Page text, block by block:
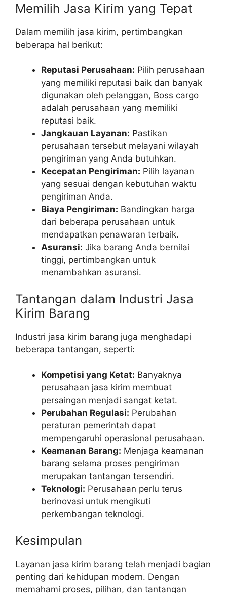
Memilih Jasa Kirim yang Tepat
Dalam memilih jasa kirim, pertimbangkan
beberapa hal berikut:
Reputasi Perusahaan: Pilih perusahaan
yang memiliki reputasi baik dan banyak
digunakan oleh pelanggan, Boss cargo
adalah perusahaan yang memiliki
reputasi baik.
Jangkauan Layanan: Pastikan
perusahaan tersebut melayani wilayah
pengiriman yang Anda butuhkan.
Kecepatan Pengiriman: Pilih layanan
yang sesuai dengan kebutuhan waktu
pengiriman Anda.
Biaya Pengiriman: Bandingkan harga
dari beberapa perusahaan untuk
mendapatkan penawaran terbaik.
Asuransi: Jika barang Anda bernilai
tinggi, pertimbangkan untuk
menambahkan asuransi.
Tantangan dalam Industri Jasa
Kirim Barang
Industri jasa kirim barang juga menghadapi
beberapa tantangan, seperti:
Kompetisi yang Ketat: Banyaknya
perusahaan jasa kirim membuat
persaingan menjadi sangat ketat.
Perubahan Regulasi: Perubahan
peraturan pemerintah dapat
mempengaruhi operasional perusahaan.
Keamanan Barang: Menjaga keamanan
barang selama proses pengiriman
merupakan tantangan tersendiri.
Teknologi: Perusahaan perlu terus
berinovasi untuk mengikuti
perkembangan teknologi.
Kesimpulan
Layanan jasa kirim barang telah menjadi bagian
penting dari kehidupan modern. Dengan
memahami proses, pilihan, dan tantangan